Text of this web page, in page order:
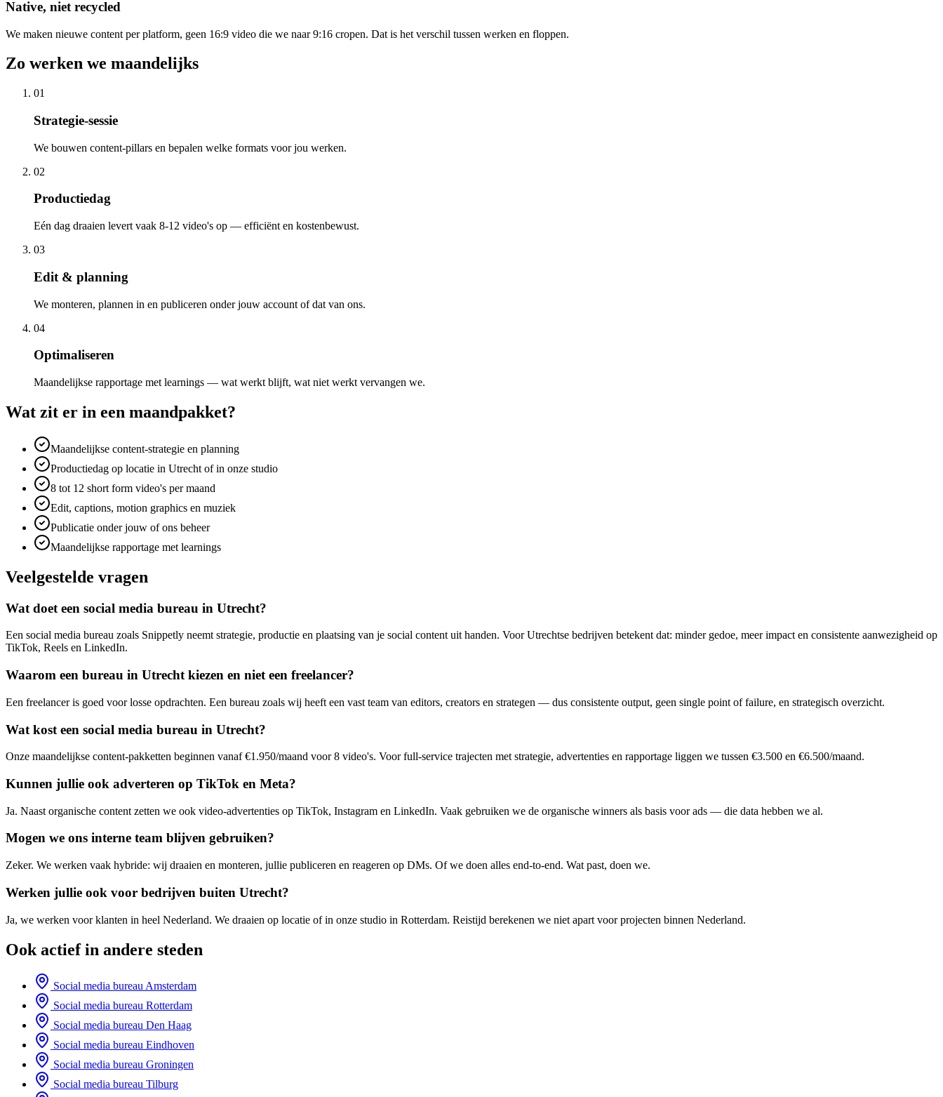
Native, niet recycled
We maken nieuwe content per platform, geen 16:9 video die we naar 9:16 cropen. Dat is het verschil tussen werken en floppen.
Zo werken we maandelijks
01
Strategie-sessie
We bouwen content-pillars en bepalen welke formats voor jou werken.
02
Productiedag
Eén dag draaien levert vaak 8-12 video's op — efficiënt en kostenbewust.
03
Edit & planning
We monteren, plannen in en publiceren onder jouw account of dat van ons.
04
Optimaliseren
Maandelijkse rapportage met learnings — wat werkt blijft, wat niet werkt vervangen we.
Wat zit er in een maandpakket?
Maandelijkse content-strategie en planning
Productiedag op locatie in Utrecht of in onze studio
8 tot 12 short form video's per maand
Edit, captions, motion graphics en muziek
Publicatie onder jouw of ons beheer
Maandelijkse rapportage met learnings
Veelgestelde vragen
Wat doet een social media bureau in Utrecht?
Een social media bureau zoals Snippetly neemt strategie, productie en plaatsing van je social content uit handen. Voor Utrechtse bedrijven betekent dat: minder gedoe, meer impact en consistente aanwezigheid op
TikTok, Reels en LinkedIn.
Waarom een bureau in Utrecht kiezen en niet een freelancer?
Een freelancer is goed voor losse opdrachten. Een bureau zoals wij heeft een vast team van editors, creators en strategen — dus consistente output, geen single point of failure, en strategisch overzicht.
Wat kost een social media bureau in Utrecht?
Onze maandelijkse content-pakketten beginnen vanaf €1.950/maand voor 8 video's. Voor full-service trajecten met strategie, advertenties en rapportage liggen we tussen €3.500 en €6.500/maand.
Kunnen jullie ook adverteren op TikTok en Meta?
Ja. Naast organische content zetten we ook video-advertenties op TikTok, Instagram en LinkedIn. Vaak gebruiken we de organische winners als basis voor ads — die data hebben we al.
Mogen we ons interne team blijven gebruiken?
Zeker. We werken vaak hybride: wij draaien en monteren, jullie publiceren en reageren op DMs. Of we doen alles end-to-end. Wat past, doen we.
Werken jullie ook voor bedrijven buiten Utrecht?
Ja, we werken voor klanten in heel Nederland. We draaien op locatie of in onze studio in Rotterdam. Reistijd berekenen we niet apart voor projecten binnen Nederland.
Ook actief in andere steden
Social media bureauAmsterdam
Social media bureau Rotterdam
Social media bureau Den Haag
Social media bureau Eindhoven
Social media bureau Groningen
Social media bureau Tilburg